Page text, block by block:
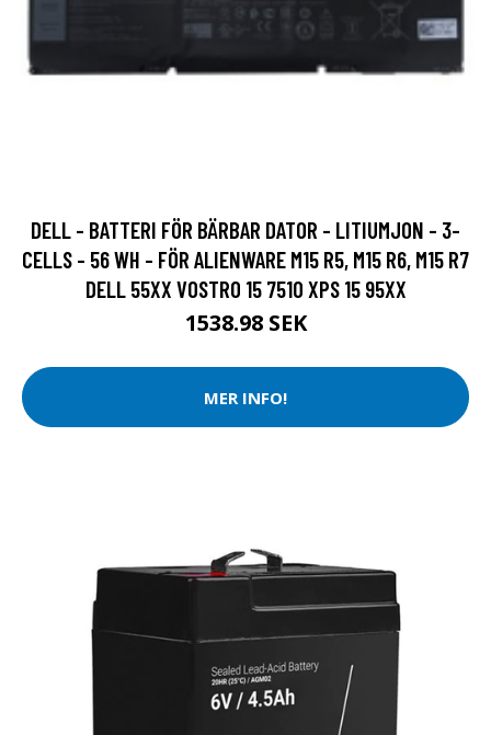
DELL - BATTERI FÖR BÄRBAR DATOR - LITIUMJON - 3-
CELLS - 56 WH - FÖR ALIENWARE M15 R5, M15 R6, M15 R7
DELL 55XX VOSTRO 15 7510 XPS 15 95XX
1538.98 SEK
MER INFO!